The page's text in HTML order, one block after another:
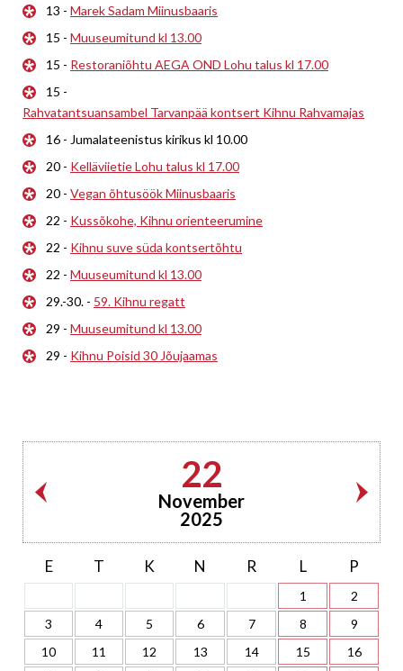
13 - Marek Sadam Miinusbaaris
15 - Muuseumitund kl 13.00
15 - Restoraniõhtu AEGA OND Lohu talus kl 17.00
15 -
Rahvatantsuansambel Tarvanpää kontsert Kihnu Rahvamajas
16 - Jumalateenistus kirikus kl 10.00
20 - Kelläviietie Lohu talus kl 17.00
20 - Vegan õhtusöök Miinusbaaris
22 - Kussõkohe, Kihnu orienteerumine
22 - Kihnu suve süda kontsertõhtu
22 - Muuseumitund kl 13.00
29.-30. - 59. Kihnu regatt
29 - Muuseumitund kl 13.00
29 - Kihnu Poisid 30 Jõujaamas
22
November
2025
E T K N R L P
1
2
3
4 5 6 7 8
9
10
11 12 13 14 15
16